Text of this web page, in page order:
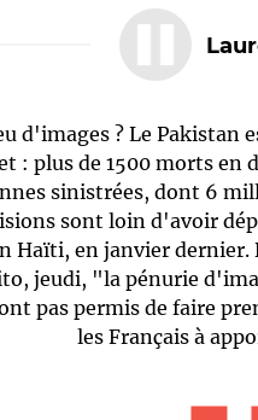
d'images ? Le Pakistan
: plus de 1500 morts en
sinistrées, dont 6
sont loin d'avoir
Haïti, en janvier
jeudi, "la pénurie
pas permis de faire
les Français à